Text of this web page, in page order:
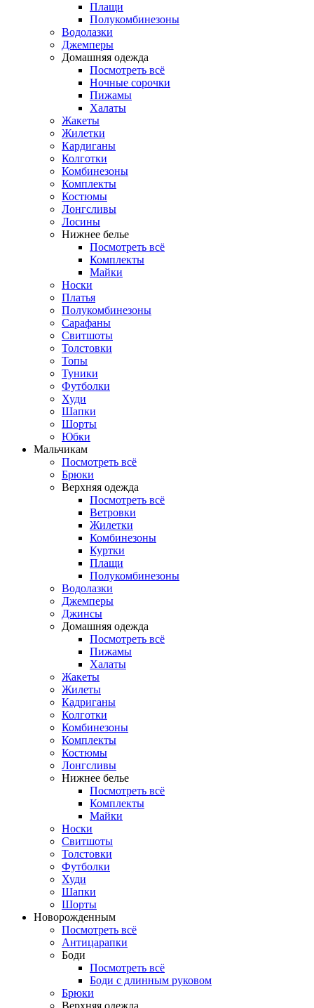
Плащи
Полукомбинезоны
Водолазки
Джемперы
Домашняя одежда
Посмотреть всё
Ночные сорочки
Пижамы
Халаты
Жакеты
Жилетки
Кардиганы
Колготки
Комбинезоны
Комплекты
Костюмы
Лонгсливы
Лосины
Нижнее белье
Посмотреть всё
Комплекты
Майки
Носки
Платья
Полукомбинезоны
Сарафаны
Свитшоты
Толстовки
Топы
Туники
Футболки
Худи
Шапки
Шорты
Юбки
Мальчикам
Посмотреть всё
Брюки
Верхняя одежда
Посмотреть всё
Ветровки
Жилетки
Комбинезоны
Куртки
Плащи
Полукомбинезоны
Водолазки
Джемперы
Джинсы
Домашняя одежда
Посмотреть всё
Пижамы
Халаты
Жакеты
Жилеты
Кадриганы
Колготки
Комбинезоны
Комплекты
Костюмы
Лонгсливы
Нижнее белье
Посмотреть всё
Комплекты
Майки
Носки
Свитшоты
Толстовки
Футболки
Худи
Шапки
Шорты
Новорожденным
Посмотреть всё
Антицарапки
Боди
Посмотреть всё
Боди с длинным руковом
Брюки
Верхняя одежда